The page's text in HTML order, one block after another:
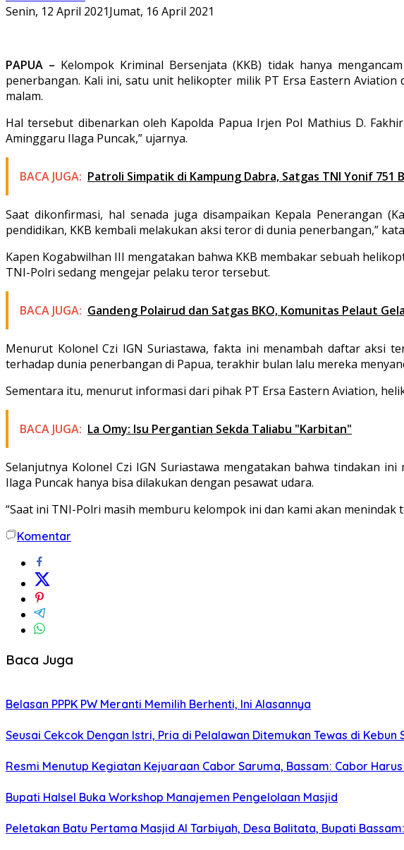
Senin, 12 April 2021Jumat, 16 April 2021
PAPUA – Kelompok Kriminal Bersenjata (KKB) tidak hanya
penerbangan. Kali ini, satu unit helikopter milik PT Ersa Eastern
malam.
Hal tersebut dibenarkan oleh Kapolda Papua Irjen Pol Mathius D.
Aminggaru Ilaga Puncak,” ujarnya.
BACA JUGA: Patroli Simpatik di Kampung Dabra, Satgas TNI Yonif 751
Saat dikonfirmasi, hal senada juga disampaikan Kepala Penerangan
pendidikan, KKB kembali melakukan aksi teror di dunia penerbangan,”
Kapen Kogabwilhan III mengatakan bahwa KKB membakar sebuah
TNI-Polri sedang mengejar pelaku teror tersebut.
BACA JUGA: Gandeng Polairud dan Satgas BKO, Komunitas Pelaut
Menurut Kolonel Czi IGN Suriastawa, fakta ini menambah daftar aksi
terhadap dunia penerbangan di Papua, terakhir bulan lalu mereka
Sementara itu, menurut informasi dari pihak PT Ersa Eastern Aviation,
BACA JUGA: La Omy: Isu Pergantian Sekda Taliabu "Karbitan"
Selanjutnya Kolonel Czi IGN Suriastawa mengatakan bahwa tindakan
Ilaga Puncak hanya bisa dilakukan dengan pesawat udara.
“Saat ini TNI-Polri masih memburu kelompok ini dan kami akan menindak
Komentar
Baca Juga
Belasan PPPK PW Meranti Memilih Berhenti, Ini Alasannya
Seusai Cekcok Dengan Istri, Pria di Pelalawan Ditemukan Tewas di Kebun
Resmi Menutup Kegiatan Kejuaraan Cabor Saruma, Bassam: Cabor
Bupati Halsel Buka Workshop Manajemen Pengelolaan Masjid
Peletakan Batu Pertama Masjid Al Tarbiyah, Desa Balitata, Bupati